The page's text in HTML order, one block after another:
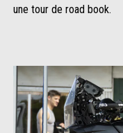
une tour de road book.